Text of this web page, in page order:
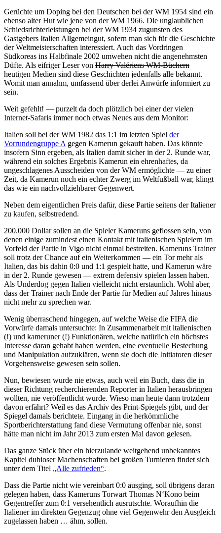
Gerüchte um Doping bei den Deutschen bei der WM 1954 sind ein
ebenso alter Hut wie jene von der WM 1966. Die unglaublichen
Schiedsrichterleistungen bei der WM 1934 zugunsten des
Gastgebers Italien Allgemeingut, sofern man sich für die Geschichte
der Weltmeisterschaften interessiert. Auch das Vordringen
Südkoreas ins Halbfinale 2002 umwehen nicht die angenehmsten
Düfte. Als eifriger Leser von Harry Valériens WM-Büchern
heutigen Medien sind diese Geschichten jedenfalls alle bekannt.
Womit man annahm, umfassend über derlei Anwürfe informiert zu
sein.
Weit gefehlt! — purzelt da doch plötzlich bei einer der vielen
Internet-Safaris immer noch etwas Neues aus dem Monitor:
Italien soll bei der WM 1982 das 1:1 im letzten Spiel der
Vorrundengruppe A gegen Kamerun gekauft haben. Das könnte
insofern Sinn ergeben, als Italien damit sicher in der 2. Runde war,
während ein solches Ergebnis Kamerun ein ehrenhaftes, da
ungeschlagenes Ausscheiden von der WM ermöglichte — zu einer
Zeit, da Kamerun noch ein echter Zwerg im Weltfußball war, klingt
das wie ein nachvollziehbarer Gegenwert.
Neben dem eigentlichen Preis dafür, diese Partie seitens der Italiener
zu kaufen, selbstredend.
200.000 Dollar sollen an die Spieler Kameruns geflossen sein, von
denen einige zumindest einen Kontakt mit italienischen Spielern im
Vorfeld der Partie in Vigo nicht einmal bestreiten. Kameruns Trainer
soll trotz der Chance auf ein Weiterkommen — ein Tor mehr als
Italien, das bis dahin 0:0 und 1:1 gespielt hatte, und Kamerun wäre
in der 2. Runde gewesen — extrem defensiv spielen lassen haben.
Als Underdog gegen Italien vielleicht nicht erstaunlich. Wohl aber,
dass der Trainer nach Ende der Partie für Medien auf Jahres hinaus
nicht mehr zu sprechen war.
Wenig überraschend hingegen, auf welche Weise die FIFA die
Vorwürfe damals untersuchte: In Zusammenarbeit mit italienischen
(!) und kameruner (!) Funktionären, welche natürlich ein höchstes
Interesse daran gehabt haben werden, eine eventuelle Bestechung
und Manipulation aufzuklären, wenn sie doch die Initiatoren dieser
Vorgehensweise gewesen sein sollen.
Nun, bewiesen wurde nie etwas, auch weil ein Buch, dass die in
dieser Richtung recherchierenden Reporter in Italien herausbringen
wollten, nie veröffentlicht wurde. Wieso man heute dann trotzdem
davon erfährt? Weil es das Archiv des Print-Spiegels gibt, und der
Spiegel damals berichtete. Eingang in die herkömmliche
Sportberichterstattung fand diese Vermutung offenbar nie, sonst
hätte man nicht im Jahr 2013 zum ersten Mal davon gelesen.
Das ganze Stück über ein hierzulande weitgehend unbekanntes
Kapitel dubioser Machenschaften bei großen Turnieren findet sich
unter dem Titel „Alle zufrieden“.
Dass die Partie nicht wie vereinbart 0:0 ausging, soll übrigens daran
gelegen haben, dass Kameruns Torwart Thomas N‘Kono beim
Gegentreffer zum 0:1 versehentlich ausrutschte. Woraufhin die
Italiener im direkten Gegenzug ohne viel Gegenwehr den Ausgleich
zugelassen haben … ähm, sollen.